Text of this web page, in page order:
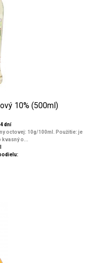
10% (500ml)
dní
octovej: 10g/100ml. Použitie: je
o...